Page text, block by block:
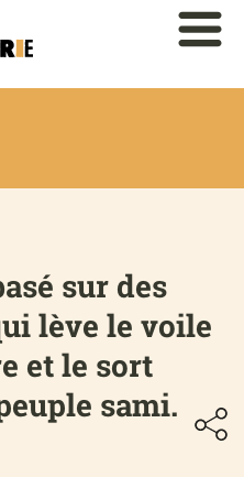
sur des
lève le voile
et le sort
sami.